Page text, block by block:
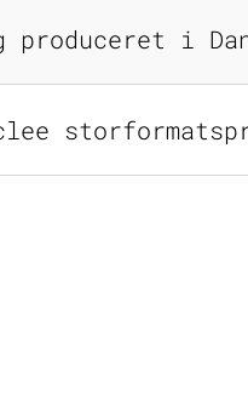
produceret i